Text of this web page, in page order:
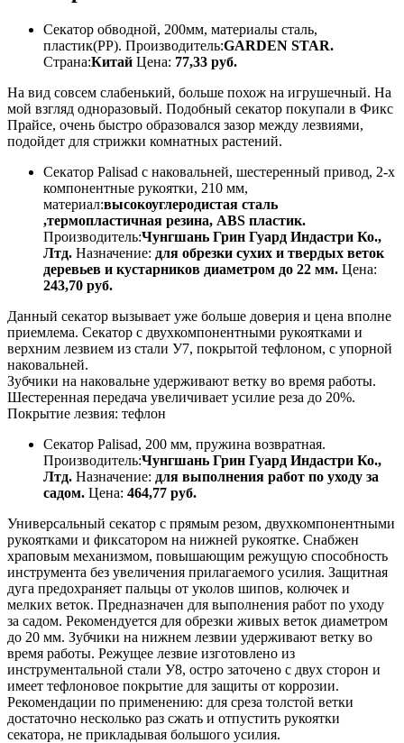
Секатор обводной, 200мм, материалы сталь,
пластик(PP). Производитель:GARDEN STAR.
Страна:Китай Цена: 77,33 руб.
На вид совсем слабенький, больше похож на игрушечный. На
мой взгляд одноразовый. Подобный секатор покупали в Фикс
Прайсе, очень быстро образовался зазор между лезвиями,
подойдет для стрижки комнатных растений.
Секатор Palisad с наковальней, шестеренный привод, 2-х
компонентные рукоятки, 210 мм,
материал:высокоуглеродистая сталь
,термопластичная резина, ABS пластик.
Производитель:Чунгшань Грин Гуард Индастри Ко.,
Лтд. Назначение: для обрезки сухих и твердых веток
деревьев и кустарников диаметром до 22 мм. Цена:
243,70 руб.
Данный секатор вызывает уже больше доверия и цена вполне
приемлема. Секатор с двухкомпонентными рукоятками и
верхним лезвием из стали У7, покрытой тефлоном, с упорной
наковальней.
Зубчики на наковальне удерживают ветку во время работы.
Шестеренная передача увеличивает усилие реза до 20%.
Покрытие лезвия: тефлон
Секатор Palisad, 200 мм, пружина возвратная.
Производитель:Чунгшань Грин Гуард Индастри Ко.,
Лтд. Назначение: для выполнения работ по уходу за
садом. Цена: 464,77 руб.
Универсальный секатор с прямым резом, двухкомпонентными
рукоятками и фиксатором на нижней рукоятке. Снабжен
храповым механизмом, повышающим режущую способность
инструмента без увеличения прилагаемого усилия. Защитная
дуга предохраняет пальцы от уколов шипов, колючек и
мелких веток. Предназначен для выполнения работ по уходу
за садом. Рекомендуется для обрезки живых веток диаметром
до 20 мм. Зубчики на нижнем лезвии удерживают ветку во
время работы. Режущее лезвие изготовлено из
инструментальной стали У8, остро заточено с двух сторон и
имеет тефлоновое покрытие для защиты от коррозии.
Рекомендации по применению: для среза толстой ветки
достаточно несколько раз сжать и отпустить рукоятки
секатора, не прикладывая большого усилия.